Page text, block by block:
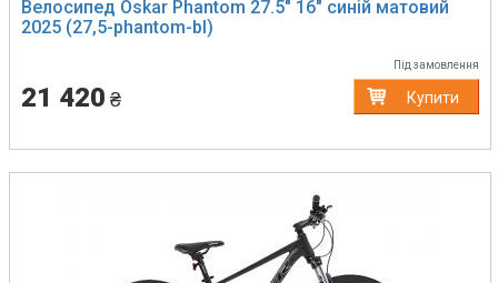
Велосипед Oskar Phantom 27.5" 16" синій матовий
2025 (27,5-phantom-bl)
Під замовлення
21 420 ₴ Купити